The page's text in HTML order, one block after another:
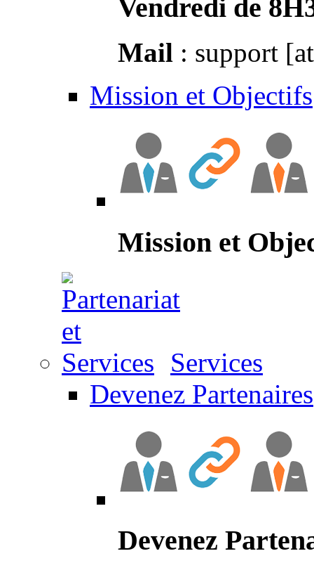
Vendredi de
Mail : support
Mission et Objectifs
Mission et
Services
Devenez Partenaires
Devenez